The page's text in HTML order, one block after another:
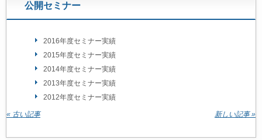
公開セミナー
2016年度セミナー実績
2015年度セミナー実績
2014年度セミナー実績
2013年度セミナー実績
2012年度セミナー実績
« 古い記事 新しい記事 »